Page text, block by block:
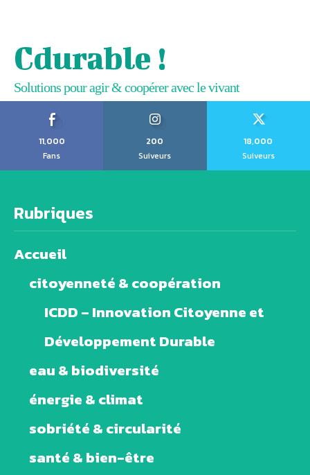
Cdurable !
Solutions pour agir & coopérer avec le vivant
11,000
Fans
200
Suiveurs
18,000
Suiveurs
Rubriques
Accueil
citoyenneté & coopération
ICDD – Innovation Citoyenne et
Développement Durable
eau & biodiversité
énergie & climat
sobriété & circularité
santé & bien-être